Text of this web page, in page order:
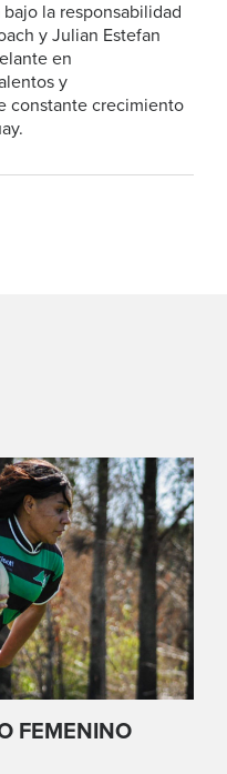
la responsabilidad
y Julian Estefan
en
y
constante crecimiento
FEMENINO